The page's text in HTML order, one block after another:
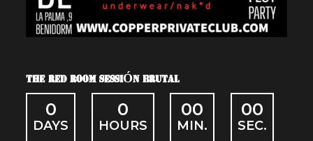
THE RED ROOM SESSIÓN BRUTAL
0
DAYS
0
HOURS
00
MIN.
00
SEC.